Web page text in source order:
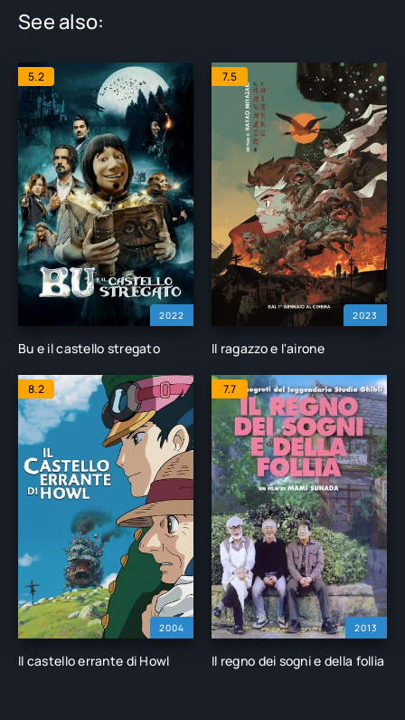
See also:
2022
5.2
Bu e il castello stregato
2023
7.5
Il ragazzo e l'airone
2004
8.2
Il castello errante di Howl
2013
7.7
Il regno dei sogni e della follia